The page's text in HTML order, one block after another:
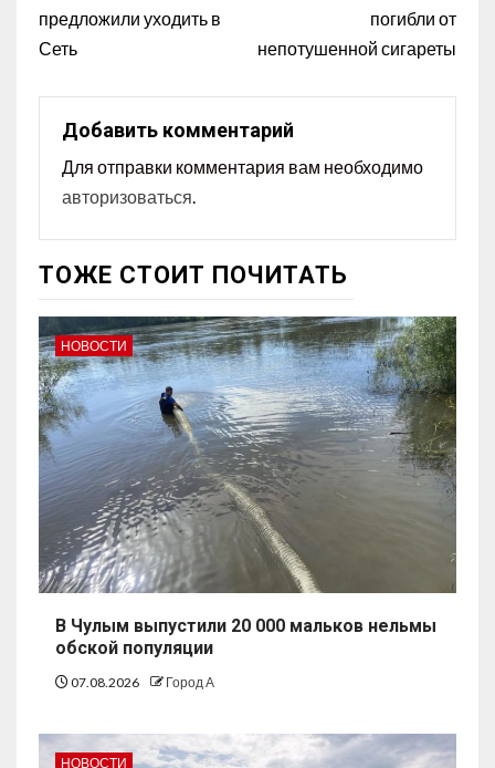
предложили уходить в
Сеть
погибли от
непотушенной сигареты
Добавить комментарий
Для отправки комментария вам необходимо
авторизоваться.
ТОЖЕ СТОИТ ПОЧИТАТЬ
НОВОСТИ
В Чулым выпустили 20 000 мальков нельмы
обской популяции
07.08.2026 Город А
НОВОСТИ